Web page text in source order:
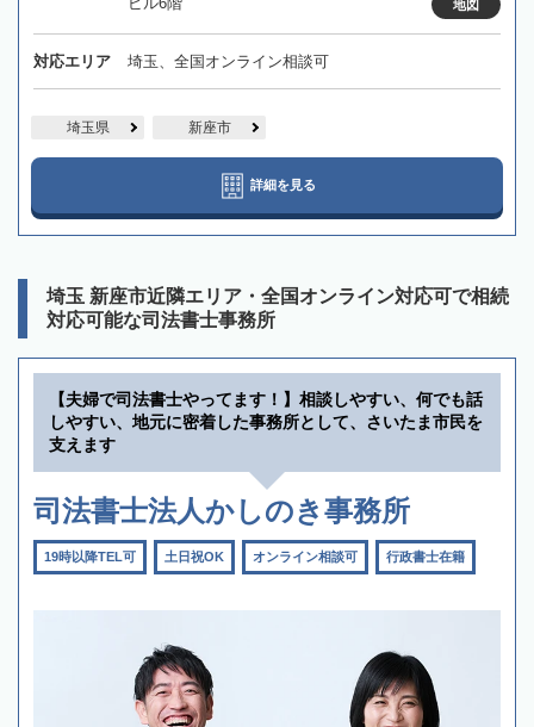
地図
対応エリア 埼玉、全国オンライン相談可
埼玉県 新座市
詳細を見る
埼玉 新座市近隣エリア・全国オンライン対応可で相続
対応可能な司法書士事務所
【夫婦で司法書士やってます！】相談しやすい、何でも話
しやすい、地元に密着した事務所として、さいたま市民を
支えます
司法書士法人かしのき事務所
19時以降TEL可 土日祝OK オンライン相談可 行政書士在籍